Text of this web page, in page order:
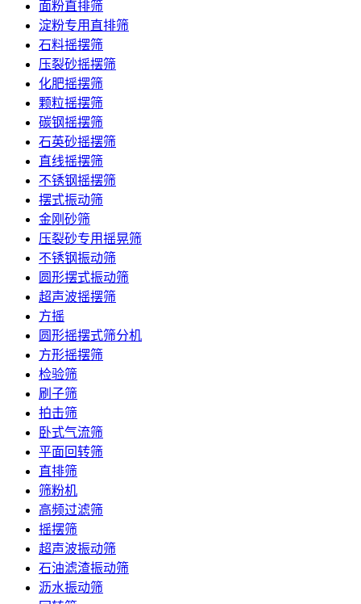
面粉直排筛
淀粉专用直排筛
石料摇摆筛
压裂砂摇摆筛
化肥摇摆筛
颗粒摇摆筛
碳钢摇摆筛
石英砂摇摆筛
直线摇摆筛
不锈钢摇摆筛
摆式振动筛
金刚砂筛
压裂砂专用摇晃筛
不锈钢振动筛
圆形摆式振动筛
超声波摇摆筛
方摇
圆形摇摆式筛分机
方形摇摆筛
检验筛
刷子筛
拍击筛
卧式气流筛
平面回转筛
直排筛
筛粉机
高频过滤筛
摇摆筛
超声波振动筛
石油滤渣振动筛
沥水振动筛